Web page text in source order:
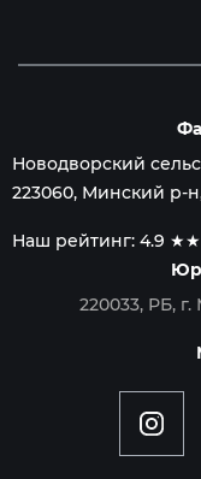
Новодворский
223060, Минский р-
Наш рейтинг: 4.9
220033, РБ, г.